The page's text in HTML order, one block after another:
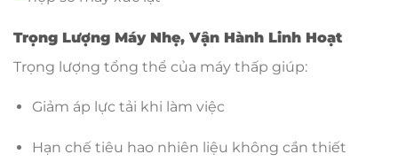
Trọng Lượng Máy Nhẹ, Vận Hành Linh Hoạt
Trọng lượng tổng thể của máy thấp giúp:
Giảm áp lực tải khi làm việc
Hạn chế tiêu hao nhiên liệu không cần thiết